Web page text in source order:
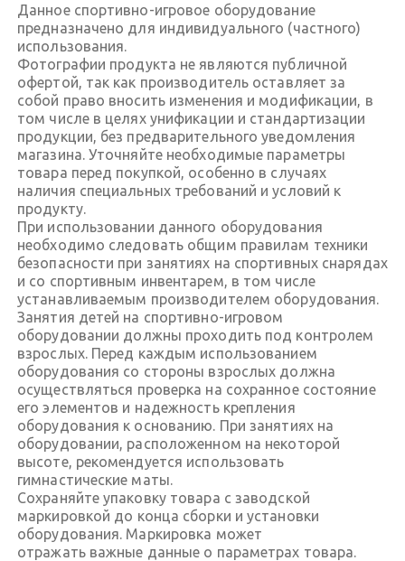
Данное спортивно-игровое оборудование
предназначено для индивидуального (частного)
использования.
Фотографии продукта не являются публичной
офертой, так как производитель оставляет за
собой право вносить изменения и модификации, в
том числе в целях унификации и стандартизации
продукции, без предварительного уведомления
магазина. Уточняйте необходимые параметры
товара перед покупкой, особенно в случаях
наличия специальных требований и условий к
продукту.
При использовании данного оборудования
необходимо следовать общим правилам техники
безопасности при занятиях на спортивных снарядах
и со спортивным инвентарем, в том числе
устанавливаемым производителем оборудования.
Занятия детей на спортивно-игровом
оборудовании должны проходить под контролем
взрослых. Перед каждым использованием
оборудования со стороны взрослых должна
осуществляться проверка на сохранное состояние
его элементов и надежность крепления
оборудования к основанию. При занятиях на
оборудовании, расположенном на некоторой
высоте, рекомендуется использовать
гимнастические маты.
Сохраняйте упаковку товара с заводской
маркировкой до конца сборки и установки
оборудования. Маркировка может
отражать важные данные о параметрах товара.